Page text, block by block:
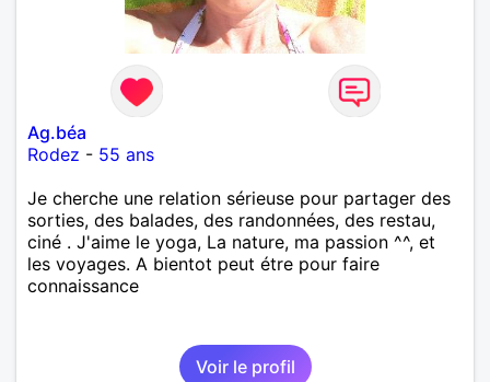
Ag.béa
Rodez - 55 ans
Je cherche une relation sérieuse pour partager des
sorties, des balades, des randonnées, des restau,
ciné . J'aime le yoga, La nature, ma passion ^^, et
les voyages. A bientot peut étre pour faire
connaissance
Voir le profil